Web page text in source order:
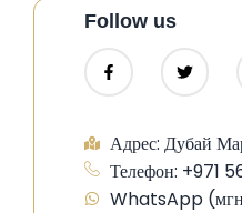
Follow us
Адрес: Дубай
Телефон: +971
WhatsApp